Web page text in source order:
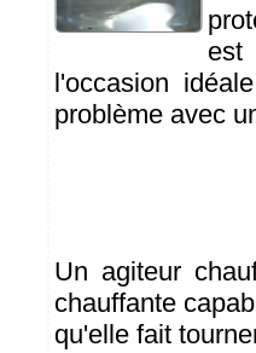
est
l'occasion
problème avec
Un agiteur
chauffante
qu'elle fait